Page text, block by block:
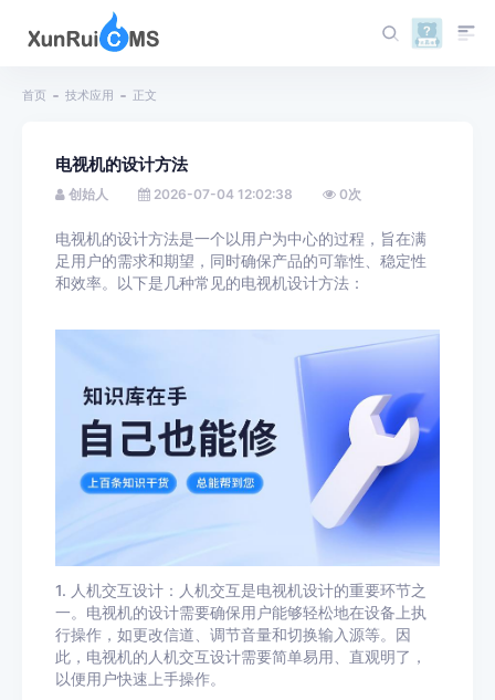
首页 技术应用 正文
电视机的设计方法
创始人 2026-07-04 12:02:38 0次
电视机的设计方法是一个以用户为中心的过程，旨在满
足用户的需求和期望，同时确保产品的可靠性、稳定性
和效率。以下是几种常见的电视机设计方法：
1. 人机交互设计：人机交互是电视机设计的重要环节之
一。电视机的设计需要确保用户能够轻松地在设备上执
行操作，如更改信道、调节音量和切换输入源等。因
此，电视机的人机交互设计需要简单易用、直观明了，
以便用户快速上手操作。